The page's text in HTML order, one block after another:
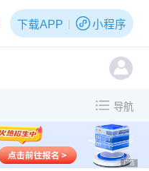
下载APP 小程序
导航
广告